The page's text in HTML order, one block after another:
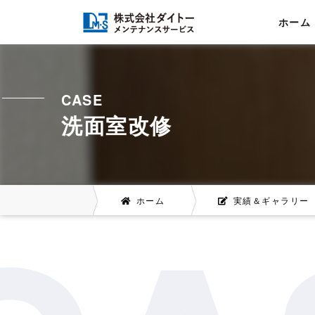
ホーム
洗面室改修
CASE
ホーム 実績＆ギャラリー